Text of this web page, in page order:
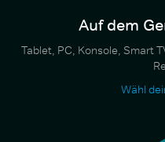
Auf dem
Tablet, PC, Konsole, Smart
Wähl